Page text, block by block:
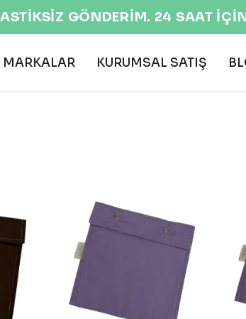
EKOLOJİK VE DOĞAL ÜRÜNLER 🌍
MARKALAR KURUMSAL SATIŞ